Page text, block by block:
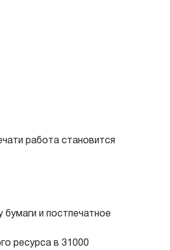
работа становится
и постпечатное
ресурса в 31000